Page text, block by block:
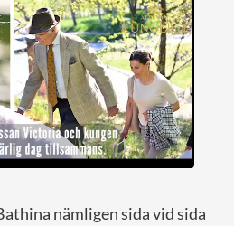
nämligen sida vid sida